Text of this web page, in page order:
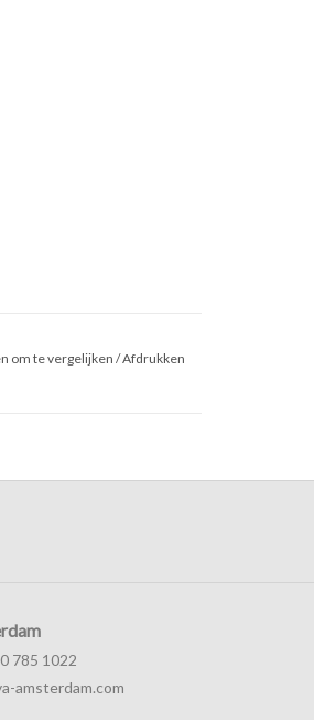
om te vergelijken /Afdrukken
785 1022
amsterdam.com